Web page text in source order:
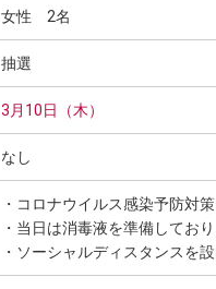
女性 2名
抽選
3月10日（木）
なし
・コロナウイルス感染予防対
・当日は消毒液を準備してお
・ソーシャルディスタンスを